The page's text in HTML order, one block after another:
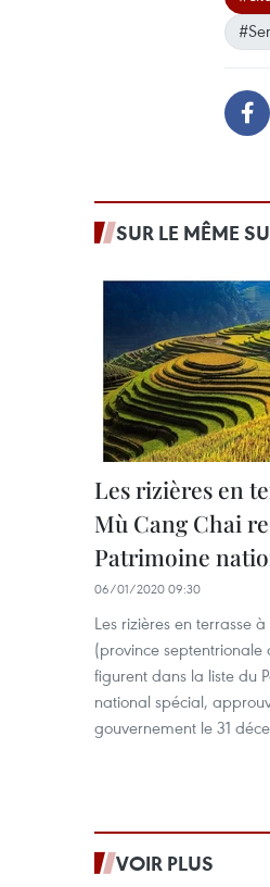
SUR LE MÊME
Les rizières en
Mù Cang Chai
Patrimoine
06/01/2020 09:30
Les rizières en terrasse
(province septentrionale
figurent dans la liste du
national spécial,
gouvernement le 31
VOIR PLUS